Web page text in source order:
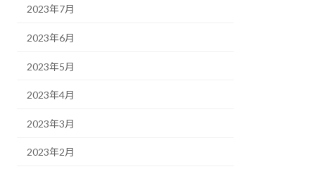
2023年7月
2023年6月
2023年5月
2023年4月
2023年3月
2023年2月